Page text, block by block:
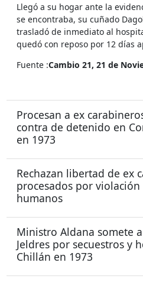
Llegó a su hogar ante la
se encontraba, su cuñado
trasladó de inmediato al
quedó con reposo por 12 días
Fuente :Cambio 21, 21 de
Procesan a ex
contra de detenido en
en 1973
Rechazan libertad de ex
procesados por
humanos
Ministro Aldana somete
Jeldres por secuestros y
Chillán en 1973